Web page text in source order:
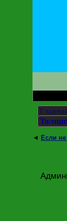
◄ Если